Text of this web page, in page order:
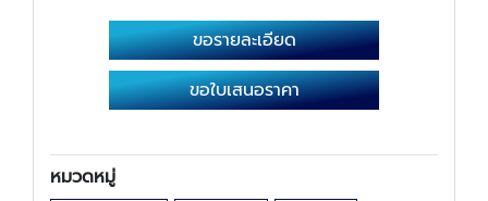
ขอรายละเอียด
ขอใบเสนอราคา
หมวดหมู่